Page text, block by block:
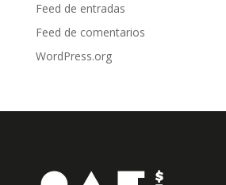
Feed de entradas
Feed de comentarios
WordPress.org